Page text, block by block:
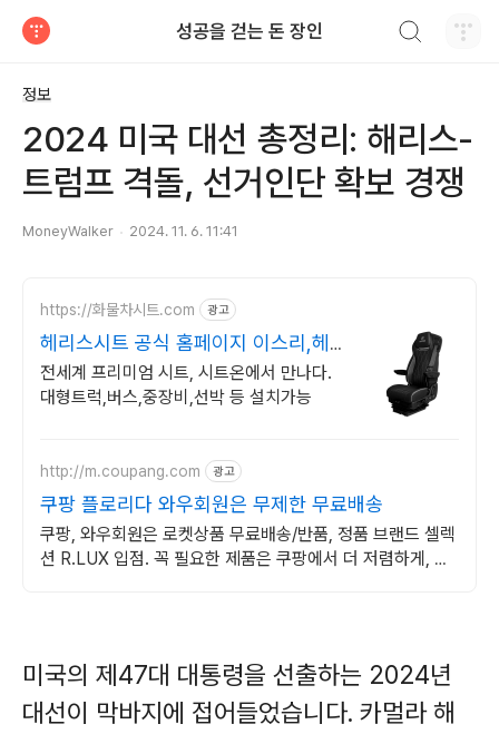
성공을 걷는 돈 장인
정보
2024 미국 대선 총정리: 해리스-
트럼프 격돌, 선거인단 확보 경쟁
MoneyWalker 2024. 11. 6. 11:41
https://화물차시트.com 광고
헤리스시트 공식 홈페이지 이스리,헤리
스,넥시스,그래머
전세계 프리미엄 시트, 시트온에서 만나다.
대형트럭,버스,중장비,선박 등 설치가능
http://m.coupang.com 광고
쿠팡 플로리다 와우회원은 무제한 무료배송
쿠팡, 와우회원은 로켓상품 무료배송/반품, 정품 브랜드 셀렉
션 R.LUX 입점. 꼭 필요한 제품은 쿠팡에서 더 저렴하게, 로
미국의 제47대 대통령을 선출하는 2024년
대선이 막바지에 접어들었습니다. 카멀라 해